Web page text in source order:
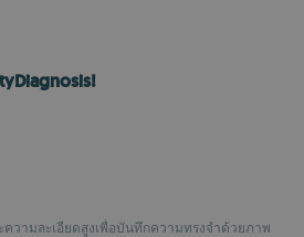
ความละเอียดสูงเพื่อบันทึกความทรงจำด้วยภาพ